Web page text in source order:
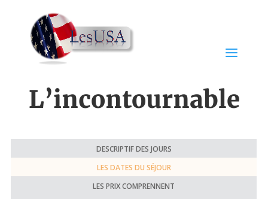
L’incontournable
DESCRIPTIF DES JOURS
LES DATES DU SÉJOUR
LES PRIX COMPRENNENT